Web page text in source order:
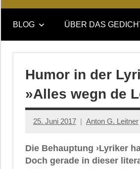
DAS
GEDICHT
blog
DAS
GEDICHT.
Zeitschrift
BLOG ÜBER DAS
Humor in der
»Alles wegn de
25. Juni 2017 Anton G. Leitner
Die Behauptung ›Lyriker
Doch gerade in dieser